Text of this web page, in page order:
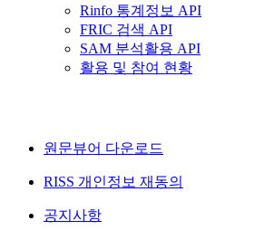
Rinfo 통계정보 API
FRIC 검색 API
SAM 분석활용 API
활용 및 참여 현황
원문뷰어 다운로드
RISS 개인정보 재동의
공지사항